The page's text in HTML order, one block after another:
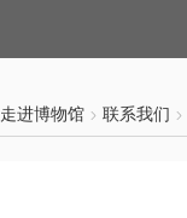
走进博物馆 联系我们